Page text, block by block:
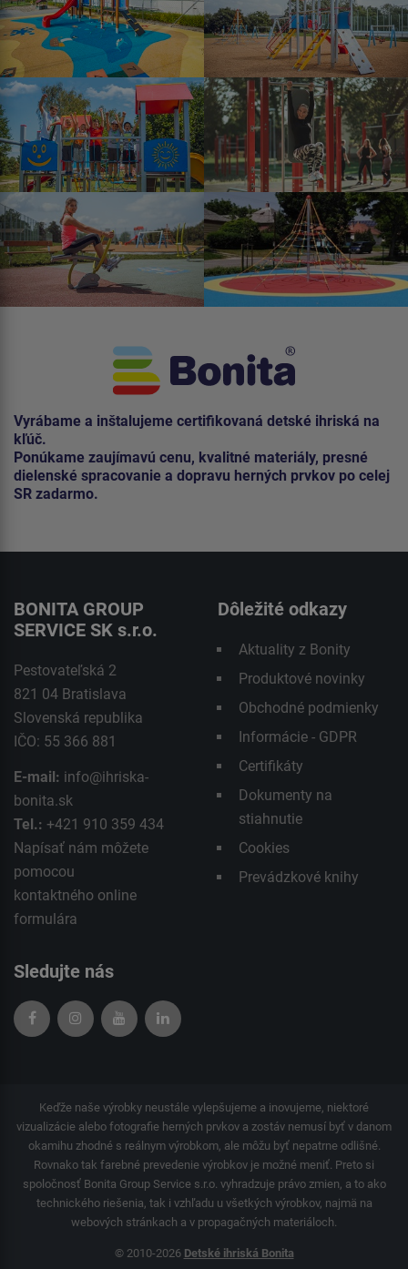
Vyrábame a inštalujeme certifikovaná detské ihriská na
kľúč.
Ponúkame zaujímavú cenu, kvalitné materiály, presné
dielenské spracovanie a dopravu herných prvkov po celej
SR zadarmo.
BONITA GROUP
SERVICE SK s.r.o.
Pestovateľská 2
821 04 Bratislava
Slovenská republika
IČO: 55 366 881
E-mail: info@ihriska-
bonita.sk
Tel.: +421 910 359 434
Napísať nám môžete
pomocou
kontaktného online
formulára
Dôležité odkazy
Aktuality z Bonity
Produktové novinky
Obchodné podmienky
Informácie - GDPR
Certifikáty
Dokumenty na
stiahnutie
Cookies
Prevádzkové knihy
Sledujte nás
Keďže naše výrobky neustále vylepšujeme a inovujeme, niektoré
vizualizácie alebo fotografie herných prvkov a zostáv nemusí byť v danom
okamihu zhodné s reálnym výrobkom, ale môžu byť nepatrne odlišné.
Rovnako tak farebné prevedenie výrobkov je možné meniť. Preto si
spoločnosť Bonita Group Service s.r.o. vyhradzuje právo zmien, a to ako
technického riešenia, tak i vzhľadu u všetkých výrobkov, najmä na
webových stránkach a v propagačných materiáloch.
© 2010-2026 Detské ihriská Bonita